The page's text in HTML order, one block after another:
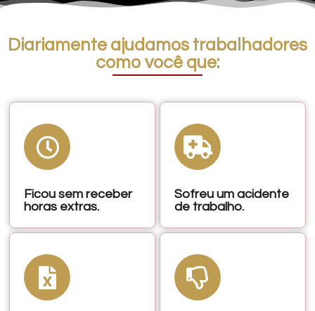
Diariamente ajudamos trabalhadores
como você que:
Ficou sem receber
horas extras.
Sofreu um acidente
de trabalho.